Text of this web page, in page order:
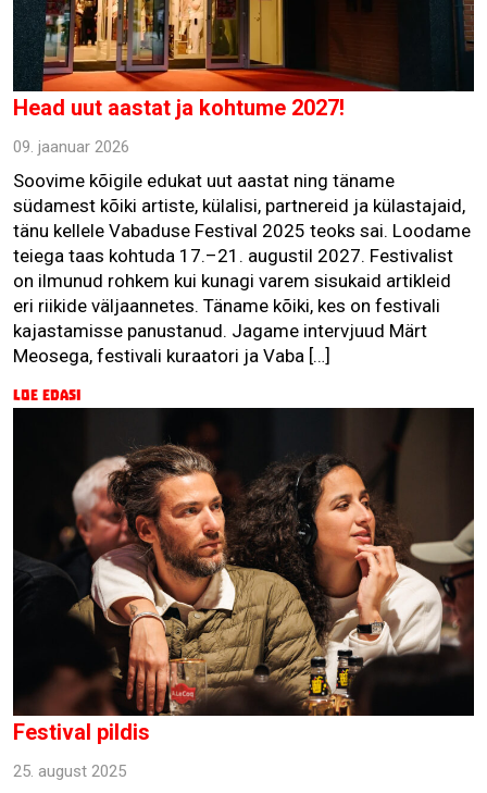
Head uut aastat ja kohtume 2027!
09. jaanuar 2026
Soovime kõigile edukat uut aastat ning täname
südamest kõiki artiste, külalisi, partnereid ja külastajaid,
tänu kellele Vabaduse Festival 2025 teoks sai. Loodame
teiega taas kohtuda 17.–21. augustil 2027. Festivalist
on ilmunud rohkem kui kunagi varem sisukaid artikleid
eri riikide väljaannetes. Täname kõiki, kes on festivali
kajastamisse panustanud. Jagame intervjuud Märt
Meosega, festivali kuraatori ja Vaba […]
Loe edasi
Festival pildis
25. august 2025